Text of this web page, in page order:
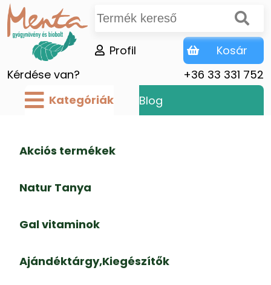
Kérdése van? +36 33 331 752
Profil Kosár
Kategóriák Blog
Akciós termékek
Natur Tanya
Gal vitaminok
Ajándéktárgy,Kiegészítők